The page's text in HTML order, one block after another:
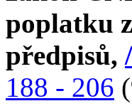
poplatku
předpisů,
188 - 206